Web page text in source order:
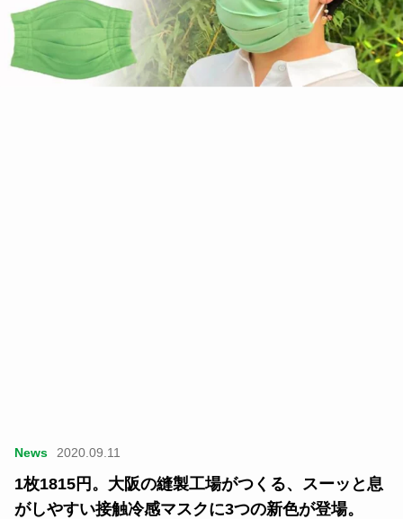
News 2020.09.11
1枚1815円。大阪の縫製工場がつくる、スーッと息
がしやすい接触冷感マスクに3つの新色が登場。